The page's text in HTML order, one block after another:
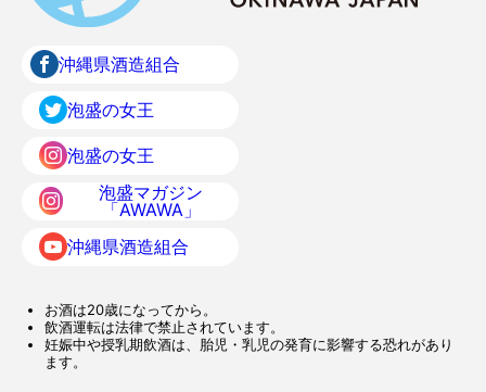
沖縄県酒造組合
泡盛の女王
泡盛の女王
泡盛マガジン
「AWAWA」
沖縄県酒造組合
お酒は20歳になってから。
飲酒運転は法律で禁止されています。
妊娠中や授乳期飲酒は、胎児・乳児の発育に影響する恐れがあり
ます。